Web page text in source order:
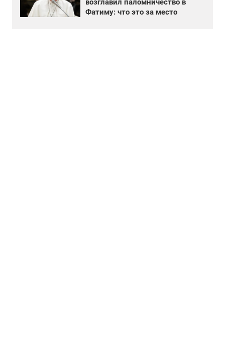
возглавил паломничество в
Фатиму: что это за место